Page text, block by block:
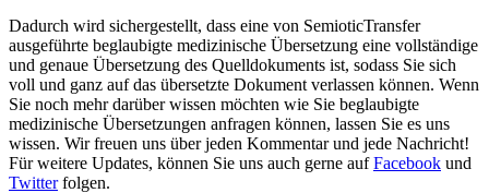
Dadurch wird sichergestellt, dass eine von SemioticTransfer
ausgeführte beglaubigte medizinische Übersetzung eine vollständige
und genaue Übersetzung des Quelldokuments ist, sodass Sie sich
voll und ganz auf das übersetzte Dokument verlassen können. Wenn
Sie noch mehr darüber wissen möchten wie Sie beglaubigte
medizinische Übersetzungen anfragen können, lassen Sie es uns
wissen. Wir freuen uns über jeden Kommentar und jede Nachricht!
Für weitere Updates, können Sie uns auch gerne aufFacebook und
Twitterfolgen.